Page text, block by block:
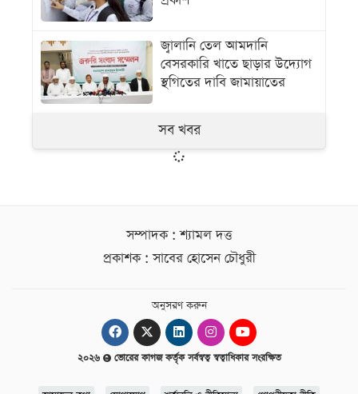
জ্বালানি তেল আমদানি
বেসরকারি খাতে ছাড়ার উদ্যোগ
স্থগিতের দাবি জামায়াতের
সব খবর
সম্পাদক : শ্যামল দত্ত
প্রকাশক : সাবের হোসেন চৌধুরী
অনুসরণ করুন
২০২৬ ভোরের কাগজ কর্তৃক সর্বস্বত্ব স্বত্বাধিকার সংরক্ষিত